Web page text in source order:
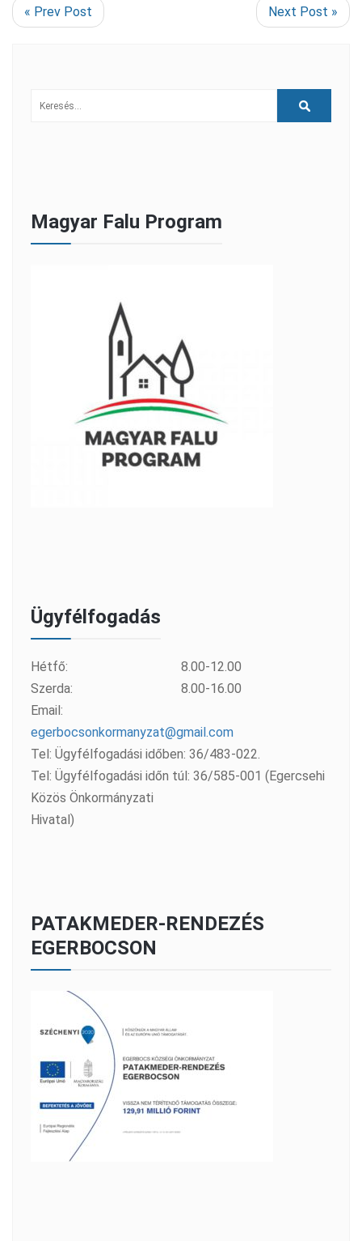
« Prev Post Next Post »
Magyar Falu Program
Ügyfélfogadás
Hétfő:
8.00-12.00
Szerda:
8.00-16.00
Email:
egerbocsonkormanyzat@gmail.com
Tel: Ügyfélfogadási időben: 36/483-022.
Tel: Ügyfélfogadási időn túl: 36/585-001 (Egercsehi
Közös Önkormányzati
Hivatal)
PATAKMEDER-RENDEZÉS
EGERBOCSON